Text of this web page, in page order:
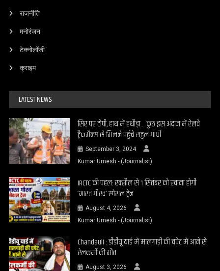
राजनीति
मनोरंजन
टेक्नोलॉजी
क्राइम
LATEST NEWS
सिर पर टोपी, हाथ में हथौड़ा… कुछ इस अंदाज में रेलवे
ट्रैकमैन्स से मिलने पहुंचे राहुल गांधी
September 3, 2024
Kumar Umesh - (Journalist)
IRCTC की पहल: रक्सौल से 1 सितंबर को रवाना होगी
‘भारत गौरव’ स्पेशल ट्रेन
August 4, 2026
Kumar Umesh - (Journalist)
Chandauli : डीडीयू यार्ड में मालगाड़ी की चपेट में आने से
रेलकर्मी की मौत
August 3, 2026